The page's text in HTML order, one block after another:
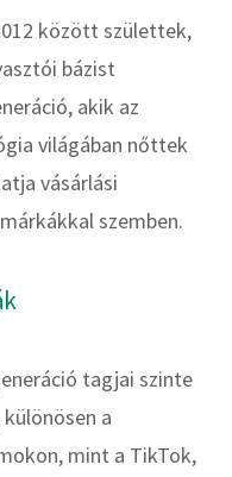
között születtek,
bázist
akik az
világában nőttek
vásárlási
szemben.
tagjai szinte
a
mint a TikTok,